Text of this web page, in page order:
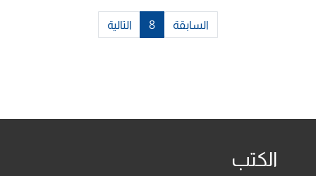
السابقة 8 التالية
الكتب